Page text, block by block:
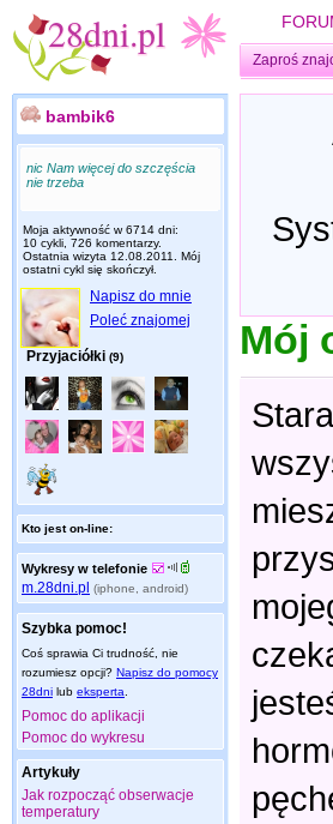
Zaproś
bambik6
nic Nam więcej do szczęścia
nie trzeba
Moja aktywność w 6714 dni:
10 cykli, 726 komentarzy.
Ostatnia wizyta 12.08.2011
. Mój
ostatni cykl się skończył.
Napisz do mnie
Poleć znajomej
Przyjaciółki (9)
Kto jest on-line:
Wykresy w telefonie
m.28dni.pl (iphone, android)
Szybka pomoc!
Coś sprawia Ci trudność, nie
rozumiesz opcji? Napisz do pomocy
28dni lub eksperta
Pomoc do aplikacji
Pomoc do wykresu
Artykuły
Jak rozpocząć obserwacje
temperatury
Mój